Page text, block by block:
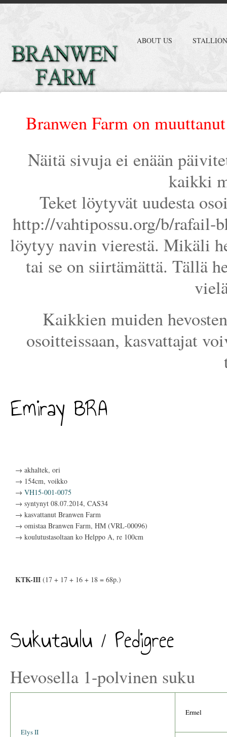
ABOUT US
Branwen Farm on
Näitä sivuja ei enään
kaikki
Teket löytyvät uudesta
http://vahtipossu.org/b/rafail-
löytyy navin vierestä. Mikäli
tai se on siirtämättä. Tällä
Kaikkien muiden
osoitteissaan, kasvattajat
Emiray BRA
→ akhaltek, ori
→ 154cm, voikko
→ VH15-001-0075
→ syntynyt 08.07.2014, CAS34
→ kasvattanut Branwen Farm
→ omistaa Branwen Farm, HM (VRL-00096)
→ koulutustasoltaan ko Helppo A, re 100cm
KTK-III(17 + 17 + 16 + 18 = 68p.)
Sukutaulu / Pedigree
Hevosella 1-polvinen suku
Elys II
Ermel